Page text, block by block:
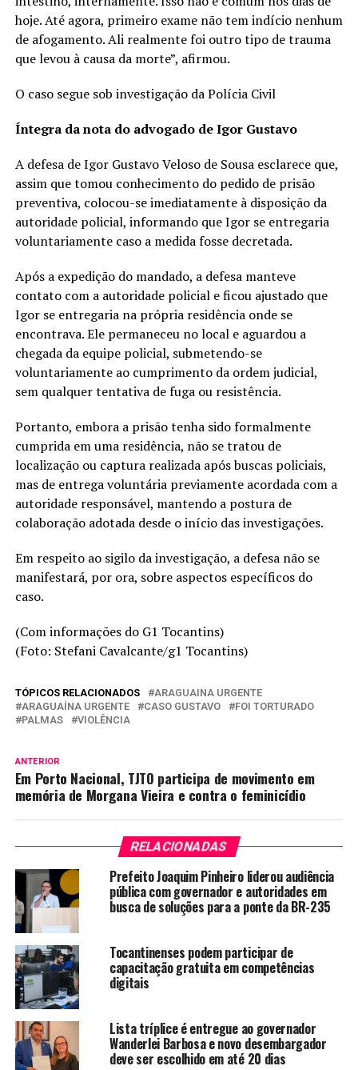
hoje. Até agora, primeiro exame não tem indício nenhum
de afogamento. Ali realmente foi outro tipo de trauma
que levou à causa da morte”, afirmou.
O caso segue sob investigação da Polícia Civil
Íntegra da nota do advogado de Igor Gustavo
A defesa de Igor Gustavo Veloso de Sousa esclarece que,
assim que tomou conhecimento do pedido de prisão
preventiva, colocou-se imediatamente à disposição da
autoridade policial, informando que Igor se entregaria
voluntariamente caso a medida fosse decretada.
Após a expedição do mandado, a defesa manteve
contato com a autoridade policial e ficou ajustado que
Igor se entregaria na própria residência onde se
encontrava. Ele permaneceu no local e aguardou a
chegada da equipe policial, submetendo-se
voluntariamente ao cumprimento da ordem judicial,
sem qualquer tentativa de fuga ou resistência.
Portanto, embora a prisão tenha sido formalmente
cumprida em uma residência, não se tratou de
localização ou captura realizada após buscas policiais,
mas de entrega voluntária previamente acordada com a
autoridade responsável, mantendo a postura de
colaboração adotada desde o início das investigações.
Em respeito ao sigilo da investigação, a defesa não se
manifestará, por ora, sobre aspectos específicos do
caso.
(Com informações do G1 Tocantins)
(Foto: Stefani Cavalcante/g1 Tocantins)
TÓPICOS RELACIONADOS
ARAGUAINA URGENTE
ARAGUAÍNA URGENTE
CASO GUSTAVO
FOI TORTURADO
PALMAS
VIOLÊNCIA
ANTERIOR
Em Porto Nacional, TJTO participa de movimento em
memória de Morgana Vieira e contra o feminicídio
RELACIONADAS
Prefeito Joaquim Pinheiro liderou audiência
pública com governador e autoridades em
busca de soluções para a ponte da BR-235
Tocantinenses podem participar de
capacitação gratuita em competências
digitais
Lista tríplice é entregue ao governador
Wanderlei Barbosa e novo desembargador
deve ser escolhido em até 20 dias